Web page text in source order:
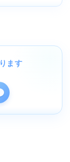
ます